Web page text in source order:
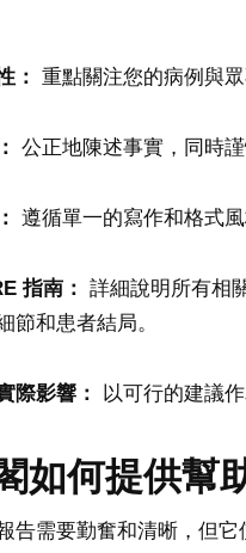
： 重點關注您的病例與眾
公正地陳述事實，同時謹
遵循單一的寫作和格式風
指南： 詳細說明所有相
節和患者結局。
際影響： 以可行的建議作
如何提供幫
告需要勤奮和清晰，但它